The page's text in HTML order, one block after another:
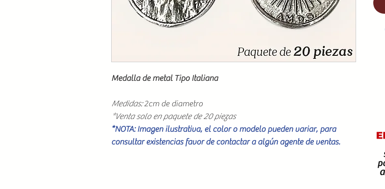
Medalla de metal Tipo Italiana
Medidas:2cm de diametro
*Venta solo en paquete de 20 piezas
*NOTA: Imagen ilustrativa, el color o modelo pueden variar, para
consultar existencias favor de contactar a algún agente de ventas.